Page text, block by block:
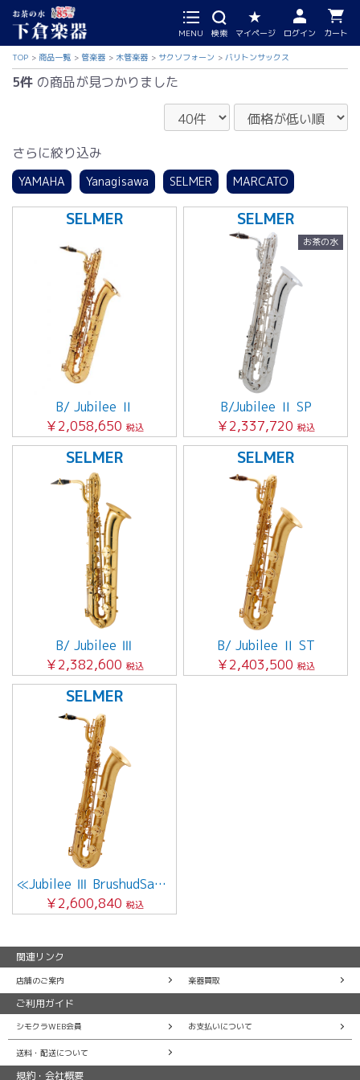
MENU 検索 マイページ ログイン カート
TOP 商品一覧 管楽器 木管楽器 サクソフォーン バリトンサックス
5件 の商品が見つかりました
さらに絞り込み
YAMAHA Yanagisawa SELMER MARCATO
SELMER
B/ Jubilee Ⅱ
￥2,058,650 税込
SELMER
お茶の水
B/Jubilee Ⅱ SP
￥2,337,720 税込
SELMER
B/ Jubilee Ⅲ
￥2,382,600 税込
SELMER
B/ Jubilee Ⅱ ST
￥2,403,500 税込
SELMER
≪Jubilee Ⅲ BrushudSatin Gold ≫
￥2,600,840 税込
関連リンク
店舗のご案内 楽器買取
ご利用ガイド
シモクラWEB会員 お支払いについて
送料・配送について
規約・会社概要